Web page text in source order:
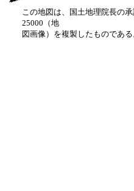
この地図は、国土地理院長の
25000（地
図画像）を複製したものであ